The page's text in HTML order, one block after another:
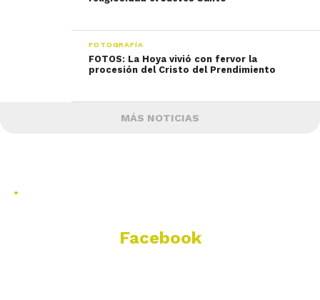
FOTOGRAFÍA
FOTOS: La Hoya vivió con fervor la
procesión del Cristo del Prendimiento
MÁS NOTICIAS
.
Facebook